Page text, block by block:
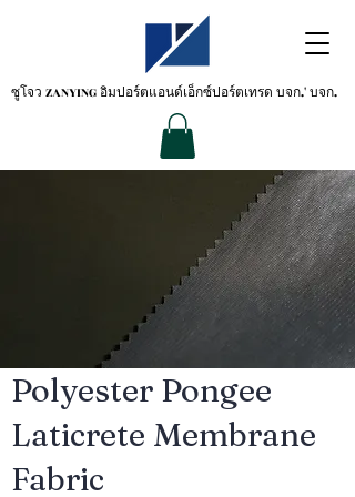
ซูโจว ZANYINGอิมปอร์ตแอนด์เอ็กซ์ปอร์ตเทรด บจก.' บจก.
Polyester Pongee
Laticrete Membrane
Fabric